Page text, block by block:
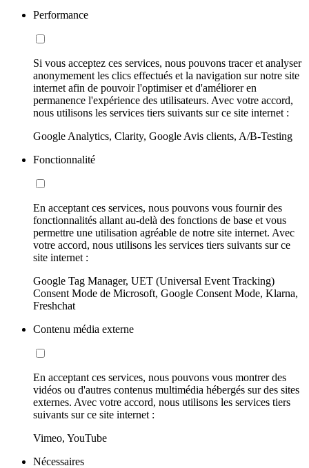
Performance
Si vous acceptez ces services, nous pouvons tracer et analyser
anonymement les clics effectués et la navigation sur notre site
internet afin de pouvoir l'optimiser et d'améliorer en
permanence l'expérience des utilisateurs. Avec votre accord,
nous utilisons les services tiers suivants sur ce site internet :
Google Analytics, Clarity, Google Avis clients, A/B-Testing
Fonctionnalité
En acceptant ces services, nous pouvons vous fournir des
fonctionnalités allant au-delà des fonctions de base et vous
permettre une utilisation agréable de notre site internet. Avec
votre accord, nous utilisons les services tiers suivants sur ce
site internet :
Google Tag Manager, UET (Universal Event Tracking)
Consent Mode de Microsoft, Google Consent Mode, Klarna,
Freshchat
Contenu média externe
En acceptant ces services, nous pouvons vous montrer des
vidéos ou d'autres contenus multimédia hébergés sur des sites
externes. Avec votre accord, nous utilisons les services tiers
suivants sur ce site internet :
Vimeo, YouTube
Nécessaires